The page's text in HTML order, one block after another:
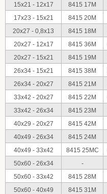
15x21 - 12x17
8415 17M
17x23 - 15x21
8415 20M
20x27 - 0,8x13
8415 18M
20x27 - 12x17
8415 36M
20x27 - 15x21
8415 19M
26x34 - 15x21
8415 38M
26x34 - 20x27
8415 21M
33x42 - 20x27
8415 22M
33x42 - 26x34
8415 23M
40x29 - 20x27
8415 42M
40x49 - 26x34
8415 24M
40x49 - 33x42
8415 25MC
50x60 - 26x34
-
50x60 - 33x42
8415 28M
50x60 - 40x49
8415 31M